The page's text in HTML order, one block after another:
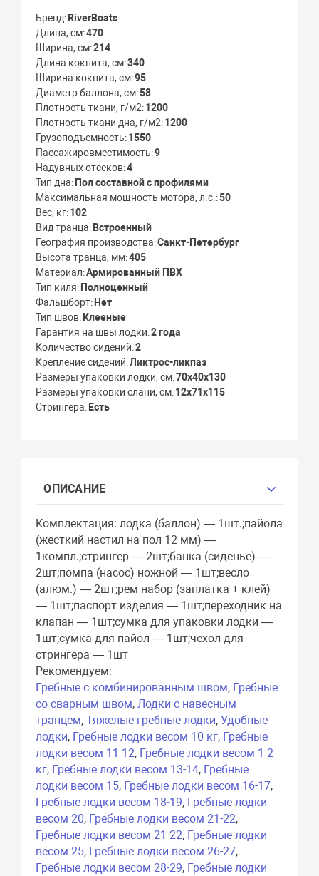
Бренд RiverBoats
Длина, см 470
Ширина, см 214
Длина кокпита, см 340
Ширина кокпита, см 95
Диаметр баллона, см 58
Плотность ткани, г/м2 1200
Плотность ткани дна, г/м2 1200
Грузоподъемность 1550
Пассажировместимость 9
Надувных отсеков 4
Тип дна Пол составной с профилями
Максимальная мощность мотора, л.с. 50
Вес, кг 102
Вид транца Встроенный
География производства Санкт-Петербург
Высота транца, мм 405
Материал Армированный ПВХ
Тип киля Полноценный
Фальшборт Нет
Тип швов Клееные
Гарантия на швы лодки 2 года
Количество сидений 2
Крепление сидений Ликтрос-ликпаз
Размеры упаковки лодки, см 70х40х130
Размеры упаковки слани, см 12х71х115
Стрингера Есть
ОПИСАНИЕ
Комплектация: лодка (баллон) — 1шт.;пайола
(жесткий настил на пол 12 мм) —
1компл.;стрингер — 2шт;банка (сиденье) —
2шт;помпа (насос) ножной — 1шт;весло
(алюм.) — 2шт;рем набор (заплатка + клей)
— 1шт;паспорт изделия — 1шт;переходник на
клапан — 1шт;сумка для упаковки лодки —
1шт;сумка для пайол — 1шт;чехол для
стрингера — 1шт
Рекомендуем:
Гребные с комбинированным швом, Гребные
со сварным швом,Лодки с навесным
транцем,Тяжелые гребные лодки,Удобные
лодки, Гребные лодки весом 10 кг, Гребные
лодки весом 11-12, Гребные лодки весом 1-2
кг, Гребные лодки весом 13-14, Гребные
лодки весом 15, Гребные лодки весом 16-17,
Гребные лодки весом 18-19, Гребные лодки
весом 20, Гребные лодки весом 21-22,
Гребные лодки весом 21-22, Гребные лодки
весом 25, Гребные лодки весом 26-27,
Гребные лодки весом 28-29, Гребные лодки